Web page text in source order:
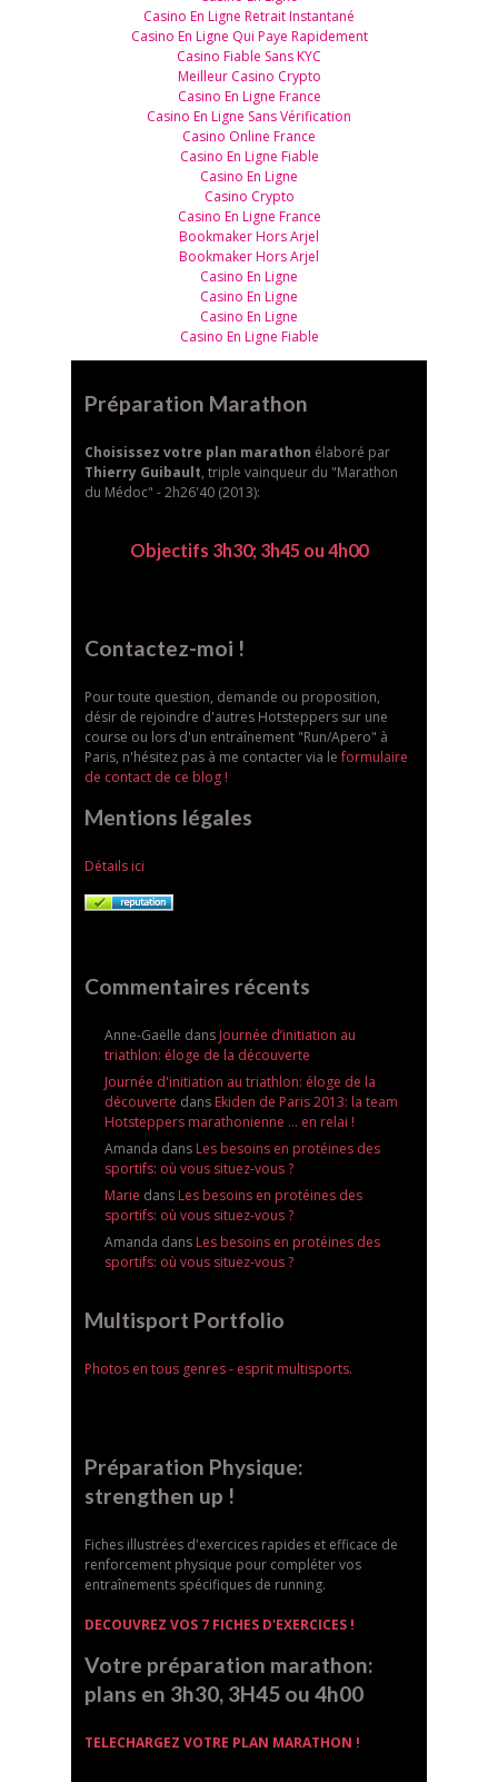
Casino En Ligne Retrait Instantané
Casino En Ligne Qui Paye Rapidement
Casino Fiable Sans KYC
Meilleur Casino Crypto
Casino En Ligne France
Casino En Ligne Sans Vérification
Casino Online France
Casino En Ligne Fiable
Casino En Ligne
Casino Crypto
Casino En Ligne France
Bookmaker Hors Arjel
Bookmaker Hors Arjel
Casino En Ligne
Casino En Ligne
Casino En Ligne
Casino En Ligne Fiable
Préparation Marathon
Choisissez votre plan marathon élaboré par
Thierry Guibault, triple vainqueur du "Marathon
du Médoc" - 2h26'40 (2013):
Objectifs 3h30; 3h45 ou 4h00
Contactez-moi !
Pour toute question, demande ou proposition,
désir de rejoindre d'autres Hotsteppers sur une
course ou lors d'un entraînement "Run/Apero" à
Paris, n'hésitez pas à me contacter via leformulaire
de contact de ce blog !
Mentions légales
Détails ici
Commentaires récents
Anne-Gaëlle dans Journée d’initiation au
triathlon: éloge de la découverte
Journée d'initiation au triathlon: éloge de la
découverte dans Ekiden de Paris 2013: la team
Hotsteppers marathonienne … en relai !
Amanda dans Les besoins en protéines des
sportifs: où vous situez-vous ?
Marie dans Les besoins en protéines des
sportifs: où vous situez-vous ?
Amanda dans Les besoins en protéines des
sportifs: où vous situez-vous ?
Multisport Portfolio
Photos en tous genres - esprit multisports.
Préparation Physique:
strengthen up !
Fiches illustrées d'exercices rapides et efficace de
renforcement physique pour compléter vos
entraînements spécifiques de running.
DECOUVREZ VOS 7 FICHES D'EXERCICES !
Votre préparation marathon:
plans en 3h30, 3H45 ou 4h00
TELECHARGEZ VOTRE PLAN MARATHON !